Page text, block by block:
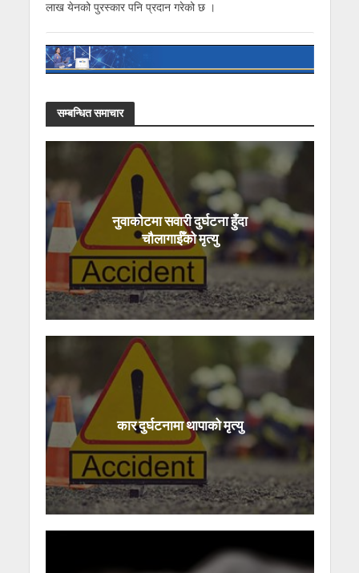
लाख येनको पुरस्कार पनि प्रदान गरेको छ ।
सम्बन्धित समाचार
नुवाकोटमा सवारी दुर्घटना हुँदा
चौलागाईँको मृत्यु
कार दुर्घटनामा थापाको मृत्यु